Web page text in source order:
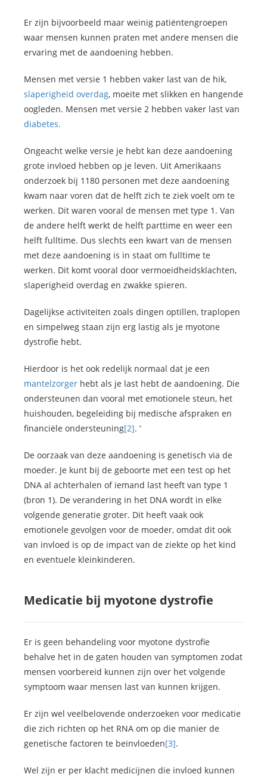
Er zijn bijvoorbeeld maar weinig patiëntengroepen
waar mensen kunnen praten met andere mensen die
ervaring met de aandoening hebben.
Mensen met versie 1 hebben vaker last van de hik,
slaperigheid overdag, moeite met slikken en hangende
oogleden. Mensen met versie 2 hebben vaker last van
diabetes.
Ongeacht welke versie je hebt kan deze aandoening
grote invloed hebben op je leven. Uit Amerikaans
onderzoek bij 1180 personen met deze aandoening
kwam naar voren dat de helft zich te ziek voelt om te
werken. Dit waren vooral de mensen met type 1. Van
de andere helft werkt de helft parttime en weer een
helft fulltime. Dus slechts een kwart van de mensen
met deze aandoening is in staat om fulltime te
werken. Dit komt vooral door vermoeidheidsklachten,
slaperigheid overdag en zwakke spieren.
Dagelijkse activiteiten zoals dingen optillen, traplopen
en simpelweg staan zijn erg lastig als je myotone
dystrofie hebt.
Hierdoor is het ook redelijk normaal dat je een
mantelzorger hebt als je last hebt de aandoening. Die
ondersteunen dan vooral met emotionele steun, het
huishouden, begeleiding bij medische afspraken en
financiële ondersteuning[2]. ‘
De oorzaak van deze aandoening is genetisch via de
moeder. Je kunt bij de geboorte met een test op het
DNA al achterhalen of iemand last heeft van type 1
(bron 1). De verandering in het DNA wordt in elke
volgende generatie groter. Dit heeft vaak ook
emotionele gevolgen voor de moeder, omdat dit ook
van invloed is op de impact van de ziekte op het kind
en eventuele kleinkinderen.
Medicatie bij myotone dystrofie
Er is geen behandeling voor myotone dystrofie
behalve het in de gaten houden van symptomen zodat
mensen voorbereid kunnen zijn over het volgende
symptoom waar mensen last van kunnen krijgen.
Er zijn wel veelbelovende onderzoeken voor medicatie
die zich richten op het RNA om op die manier de
genetische factoren te beïnvloeden[3].
Wel zijn er per klacht medicijnen die invloed kunnen